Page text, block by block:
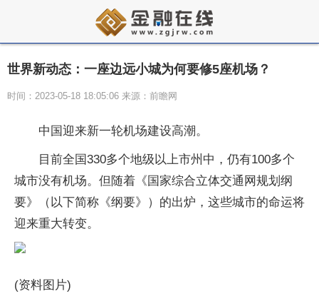
世界新动态：一座边远小城为何要修5座机场？
时间：2023-05-18 18:05:06 来源：前瞻网
中国迎来新一轮机场建设高潮。
目前全国330多个地级以上市州中，仍有100多个
城市没有机场。但随着《国家综合立体交通网规划纲
要》（以下简称《纲要》）的出炉，这些城市的命运将
迎来重大转变。
(资料图片)